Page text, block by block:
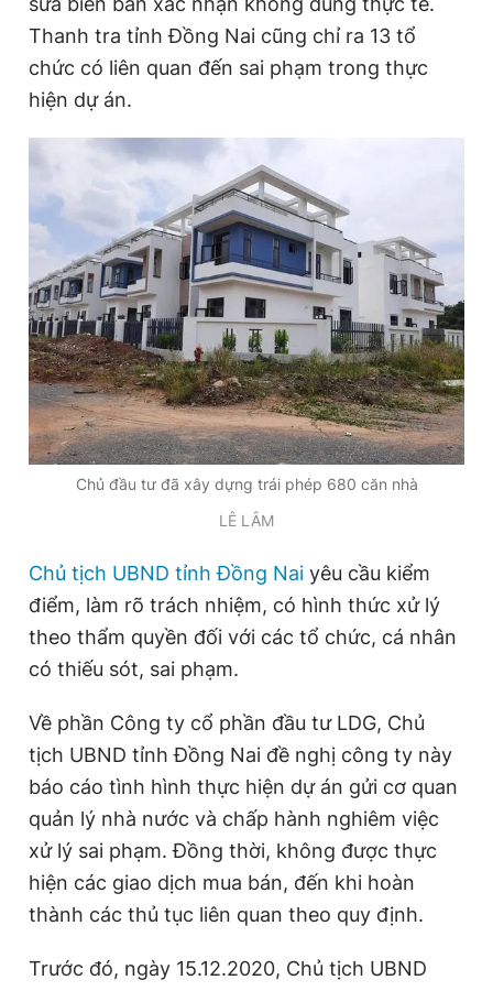
Thanh tra tỉnh Đồng Nai cũng chỉ ra 13 tổ
chức có liên quan đến sai phạm trong thực
hiện dự án.
Chủ đầu tư đã xây dựng trái phép 680 căn nhà
LÊ LÂM
Chủ tịch UBND tỉnh Đồng Nai yêu cầu kiểm
điểm, làm rõ trách nhiệm, có hình thức xử lý
theo thẩm quyền đối với các tổ chức, cá nhân
có thiếu sót, sai phạm.
Về phần Công ty cổ phần đầu tư LDG, Chủ
tịch UBND tỉnh Đồng Nai đề nghị công ty này
báo cáo tình hình thực hiện dự án gửi cơ quan
quản lý nhà nước và chấp hành nghiêm việc
xử lý sai phạm. Đồng thời, không được thực
hiện các giao dịch mua bán, đến khi hoàn
thành các thủ tục liên quan theo quy định.
Trước đó, ngày 15.12.2020, Chủ tịch UBND